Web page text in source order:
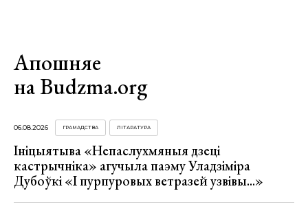
Апошняе
на Budzma.org
06.08.2026 ГРАМАДСТВА ЛІТАРАТУРА
Ініцыятыва «Непаслухмяныя дзеці
кастрычніка» агучыла паэму Уладзіміра
Дубоўкі «І пурпуровых ветразей узвівы...»